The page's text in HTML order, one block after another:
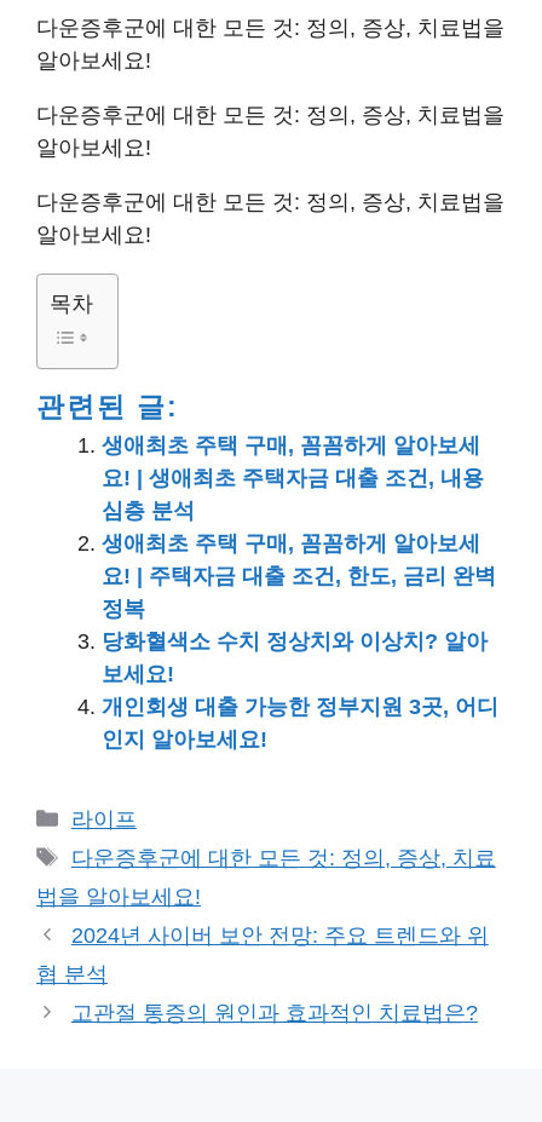
다운증후군에 대한 모든 것: 정의, 증상, 치료법을
알아보세요!
다운증후군에 대한 모든 것: 정의, 증상, 치료법을
알아보세요!
다운증후군에 대한 모든 것: 정의, 증상, 치료법을
알아보세요!
목차
관련된 글:
생애최초 주택 구매, 꼼꼼하게 알아보세
요! | 생애최초 주택자금 대출 조건, 내용
심층 분석
생애최초 주택 구매, 꼼꼼하게 알아보세
요! | 주택자금 대출 조건, 한도, 금리 완벽
정복
당화혈색소 수치 정상치와 이상치? 알아
보세요!
개인회생 대출 가능한 정부지원 3곳, 어디
인지 알아보세요!
카
테
리
라이프
태
그
다운증후군에 대한 모든 것: 정의, 증상, 치료
법을 알아보세요!
2024년 사이버 보안 전망: 주요 트렌드와 위
협 분석
고관절 통증의 원인과 효과적인 치료법은?